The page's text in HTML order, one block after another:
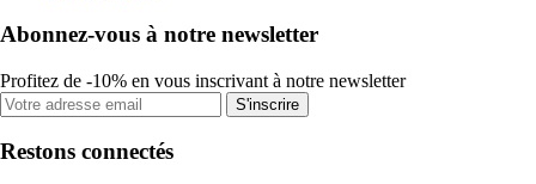
Abonnez-vous à notre newsletter
Profitez de -10% en vous inscrivant à notre newsletter
S'inscrire
Restons connectés